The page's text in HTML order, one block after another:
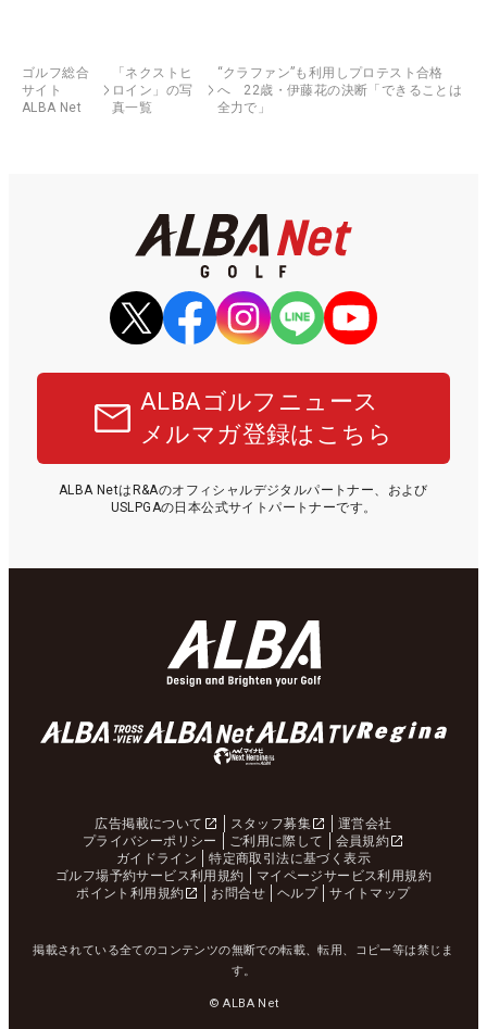
ゴルフ総合
サイト
ALBA Net
「ネクストヒ
ロイン」の写
真一覧
“クラファン”も利用しプロテスト合格
へ 22歳・伊藤花の決断「できることは
全力で」
ALBAゴルフニュース
メルマガ登録はこちら
ALBA NetはR&Aのオフィシャルデジタルパートナー、および
USLPGAの日本公式サイトパートナーです。
広告掲載について スタッフ募集
運営会社
プライバシーポリシー
ご利用に際して
会員規約
ガイドライン
特定商取引法に基づく表示
ゴルフ場予約サービス利用規約
マイページサービス利用規約
ポイント利用規約
お問合せ ヘルプ サイトマップ
掲載されている全てのコンテンツの無断での転載、転用、コピー等は禁じま
す。
© ALBA Net